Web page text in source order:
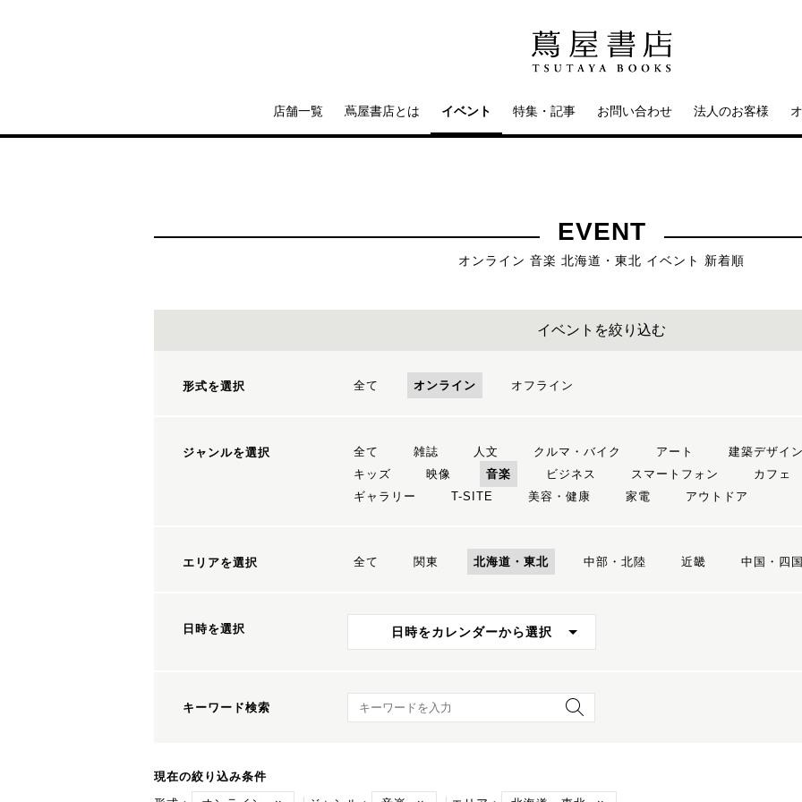
店舗一覧 蔦屋書店とは イベント 特集・記事 お問い合わせ 法人のお客様
EVENT
オンライン 音楽 北海道・東北 イベント 新着順
イベントを絞り込む
形式を選択 全て オンライン オフライン
ジャンルを選択 全て 雑誌 人文 クルマ・バイク アート 建築デザイン
キッズ
映像 音楽 ビジネス スマートフォン カフェ
ギャラリー
T-SITE 美容・健康 家電 アウトドア
エリアを選択 全て 関東 北海道・東北 中部・北陸 近畿 中国・四国
日時を選択 日時をカレンダーから選択
キーワード検索 キーワード検索
現在の絞り込み条件